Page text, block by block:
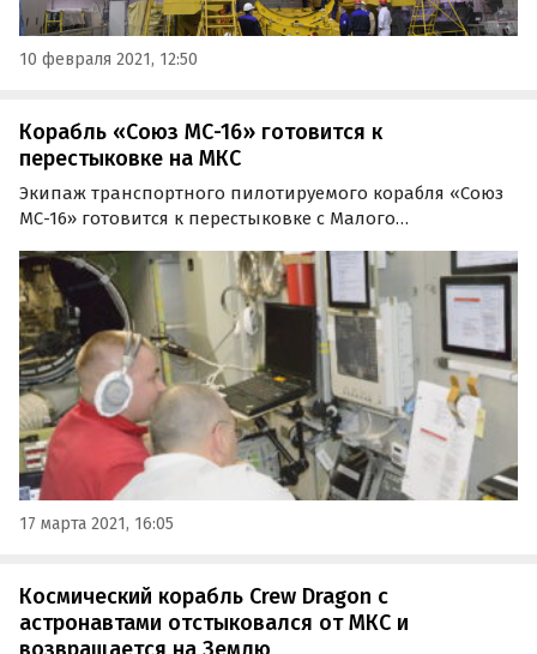
10 февраля 2021, 12:50
Корабль «Союз МС-16» готовится к
перестыковке на МКС
Экипаж транспортного пилотируемого корабля «Союз
МС-16» готовится к перестыковке с Малого
«Поиск». Она состоится в пятницу, 19 марта, в 19:38 по
московскому времени.
17 марта 2021, 16:05
Космический корабль Crew Dragon с
астронавтами отстыковался от МКС и